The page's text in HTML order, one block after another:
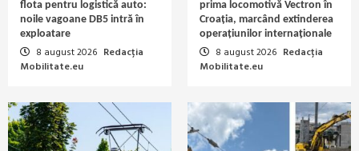
flota pentru logistică auto:
noile vagoane DB5 intră în
exploatare
8 august 2026 Redacția
Mobilitate.eu
prima locomotivă Vectron în
Croația, marcând extinderea
operațiunilor internaționale
8 august 2026 Redacția
Mobilitate.eu